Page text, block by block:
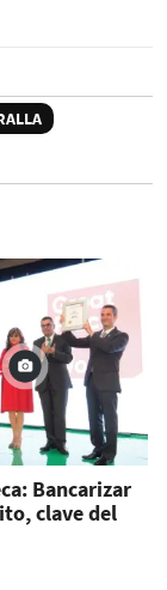
Bancarizar
clave del